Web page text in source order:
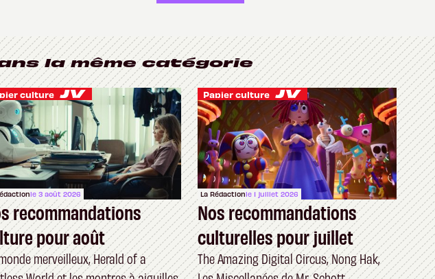
la même catégorie
culture
le 3 août 2026
recommandations
pour août
merveilleux, Herald of a
Papier culture
La Rédactionle 1 juillet 2026
Nos recommandations
culturelles pour juillet
The Amazing Digital Circus, Nong Hak,